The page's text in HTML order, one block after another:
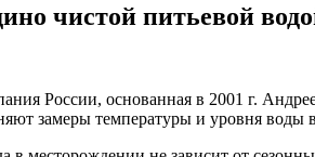
чистой питьевой
России, основанная в 2001 г.
замеры температуры и уровня воды